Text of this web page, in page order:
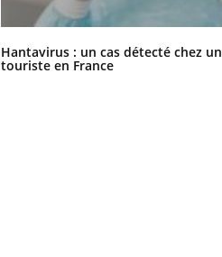
Hantavirus : un cas détecté chez un
touriste en France